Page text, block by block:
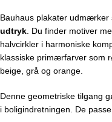
Bauhaus plakater udmærker
udtryk . Du finder motiver
halvcirkler i harmoniske
klassiske primærfarver som
beige, grå og orange.
Denne geometriske tilgang
i boligindretningen. De